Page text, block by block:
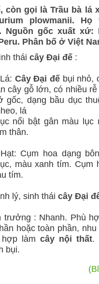
còn gọi là Trầu bà lá
plowmanii.
Nguồn gốc xuất xứ:
Phân bố ở Việt
tháicây Đại đế :
Cây Đại đếbụi nhỏ,
cây gỗ lớn, có nhiều
gốc, dạng bầu dục
lá
nổi bật gân màu lục
thân.
Cụm hoa dạng
màu xanh tím. Cụm
tím.
lý, sinh tháicây Đại
trưởng : Nhanh. Phù
hoặc toàn phần,
làm cây nội thất.
bụi.